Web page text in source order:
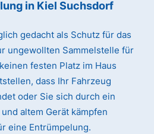
in Kiel Suchsdorf
gedacht als Schutz für das
ungewollten Sammelstelle für
festen Platz im Haus
dass Ihr Fahrzeug
oder Sie sich durch ein
altem Gerät kämpfen
eine Entrümpelung.